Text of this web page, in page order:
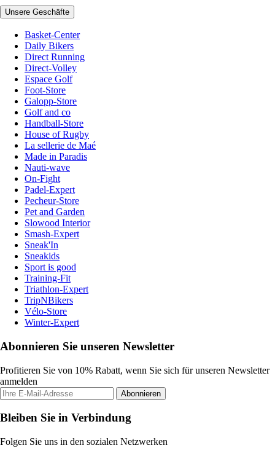
Unsere Geschäfte
Basket-Center
Daily Bikers
Direct Running
Direct-Volley
Espace Golf
Foot-Store
Galopp-Store
Golf and co
Handball-Store
House of Rugby
La sellerie de Maé
Made in Paradis
Nauti-wave
On-Fight
Padel-Expert
Pecheur-Store
Pet and Garden
Slowood Interior
Smash-Expert
Sneak'In
Sneakids
Sport is good
Training-Fit
Triathlon-Expert
TripNBikers
Vélo-Store
Winter-Expert
Abonnieren Sie unseren Newsletter
Profitieren Sie von 10% Rabatt, wenn Sie sich für unseren Newsletter
anmelden
Abonnieren
Bleiben Sie in Verbindung
Folgen Sie uns in den sozialen Netzwerken